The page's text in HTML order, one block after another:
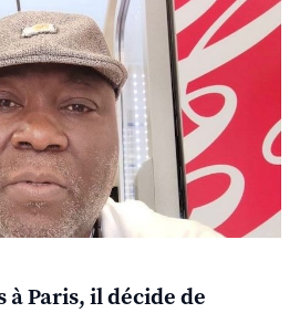
à Paris, il décide de